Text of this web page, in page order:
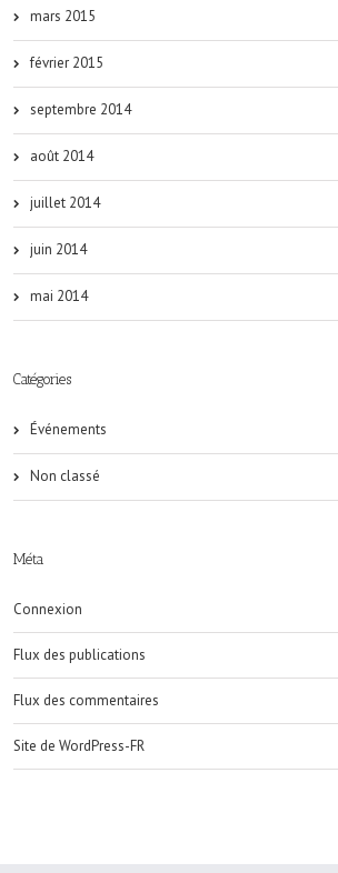
mars 2015
février 2015
septembre 2014
août 2014
juillet 2014
juin 2014
mai 2014
Catégories
Événements
Non classé
Méta
Connexion
Flux des publications
Flux des commentaires
Site de WordPress-FR